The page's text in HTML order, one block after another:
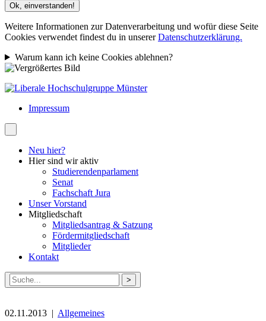
Ok, einverstanden!
Weitere Informationen zur Datenverarbeitung und wofür diese Seite
Cookies verwendet findest du in unsererDatenschutzerklärung.
Warum kann ich keine Cookies ablehnen?
Impressum
Neu hier?
Hier sind wir aktiv
Studierendenparlament
Senat
Fachschaft Jura
Unser Vorstand
Mitgliedschaft
Mitgliedsantrag & Satzung
Fördermitgliedschaft
Mitglieder
Kontakt
Suche
nach:
02.11.2013 | Allgemeines